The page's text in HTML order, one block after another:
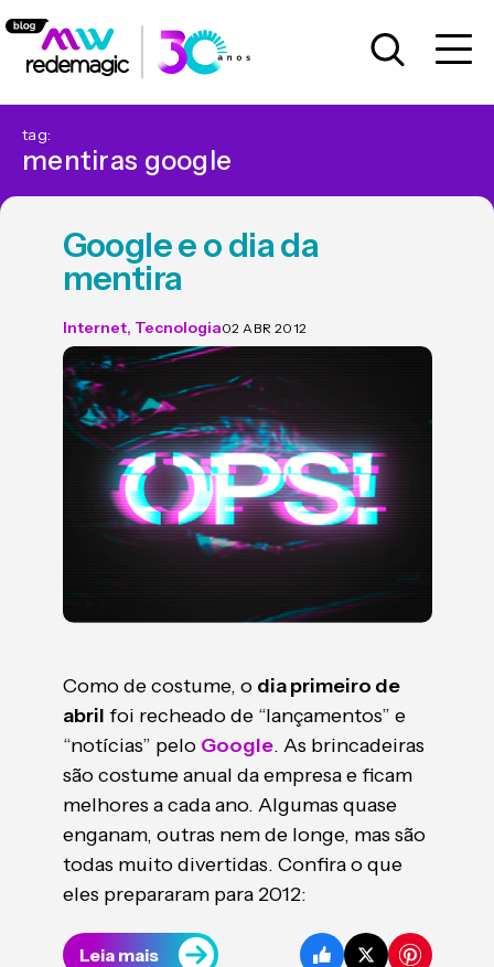
tag:
mentiras google
Google e o dia da
mentira
Internet, Tecnologia02 ABR 2012
Como de costume, o dia primeiro de
abril foi recheado de “lançamentos” e
“notícias” pelo Google. As brincadeiras
são costume anual da empresa e ficam
melhores a cada ano. Algumas quase
enganam, outras nem de longe, mas são
todas muito divertidas. Confira o que
eles prepararam para 2012:
Leia mais